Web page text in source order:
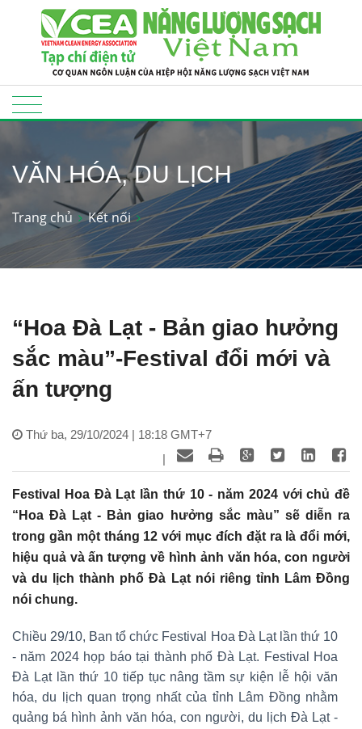
VĂN HÓA, DU LỊCH
Trang chủ Kết nối
“Hoa Đà Lạt - Bản giao hưởng
sắc màu”-Festival đổi mới và
ấn tượng
Thứ ba, 29/10/2024 | 18:18 GMT+7
|
Festival Hoa Đà Lạt lần thứ 10 - năm 2024 với chủ đề
“Hoa Đà Lạt - Bản giao hưởng sắc màu” sẽ diễn ra
trong gần một tháng 12 với mục đích đặt ra là đổi mới,
hiệu quả và ấn tượng về hình ảnh văn hóa, con người
và du lịch thành phố Đà Lạt nói riêng tỉnh Lâm Đồng
nói chung.
Chiều 29/10, Ban tổ chức Festival Hoa Đà Lạt lần thứ 10
- năm 2024 họp báo tại thành phố Đà Lạt. Festival Hoa
Đà Lạt lần thứ 10 tiếp tục nâng tầm sự kiện lễ hội văn
hóa, du lịch quan trọng nhất của tỉnh Lâm Đồng nhằm
quảng bá hình ảnh văn hóa, con người, du lịch Đà Lạt -